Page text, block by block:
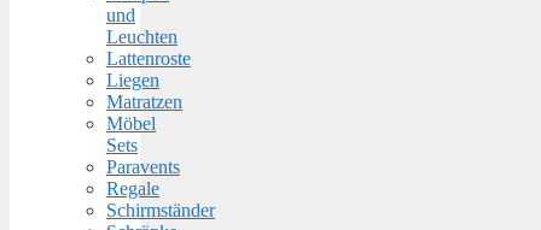
und
Leuchten
Lattenroste
Liegen
Matratzen
Möbel
Sets
Paravents
Regale
Schirmständer